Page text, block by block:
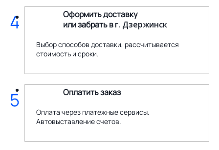
Оформить доставку
или забрать вг. Дзержинск
Выбор способов доставки, рассчитывается
стоимость и сроки.
4
Оплатить заказ
Оплата через платежные сервисы.
Автовыставление счетов.
5